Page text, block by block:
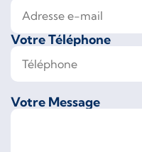
Votre Téléphone
Votre Message